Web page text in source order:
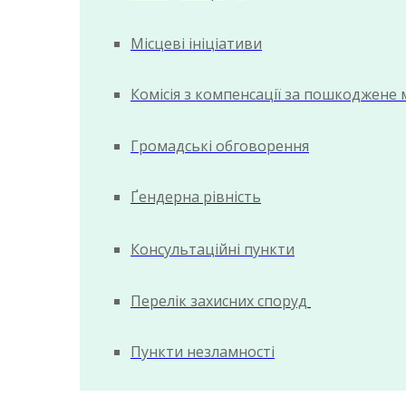
Місцеві ініціативи
Комісія з компенсації за пошкоджене
Громадські обговорення
Ґендерна рівність
Консультаційні пункти
Перелік захисних споруд
Пункти незламності